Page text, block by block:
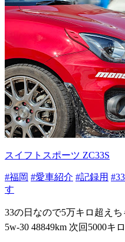
スイフトスポーツ ZC33S
#福岡 #愛車紹介 #記録用
す
33の日なので5万キロ超え
5w-30 48849km 次回5000キ